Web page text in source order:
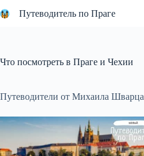
к
Путеводитель по Праге
Что посмотреть в Праге и Чехии
Путеводители от Михаила Шварца